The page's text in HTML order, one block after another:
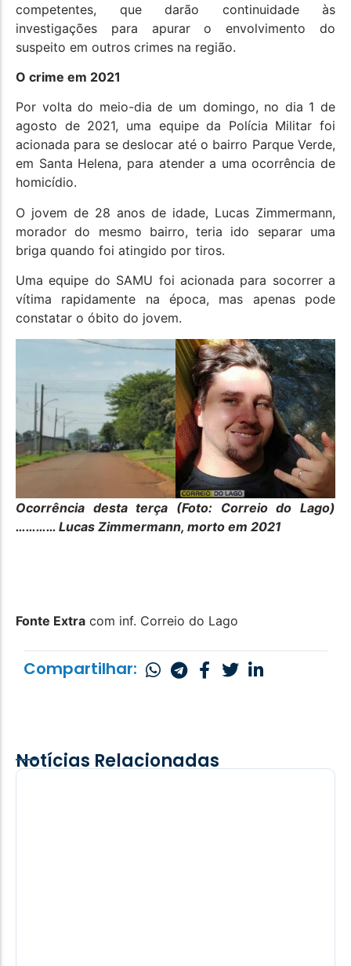
competentes, que darão continuidade às
investigações para apurar o envolvimento do
suspeito em outros crimes na região.
O crime em 2021
Por volta do meio-dia de um domingo, no dia 1 de
agosto de 2021, uma equipe da Polícia Militar foi
acionada para se deslocar até o bairro Parque Verde,
em Santa Helena, para atender a uma ocorrência de
homicídio.
O jovem de 28 anos de idade, Lucas Zimmermann,
morador do mesmo bairro, teria ido separar uma
briga quando foi atingido por tiros.
Uma equipe do SAMU foi acionada para socorrer a
vítima rapidamente na época, mas apenas pode
constatar o óbito do jovem.
Ocorrência desta terça (Foto: Correio do Lago)
………… Lucas Zimmermann, morto em 2021
Fonte Extra com inf. Correio do Lago
Compartilhar:
Notícias Relacionadas